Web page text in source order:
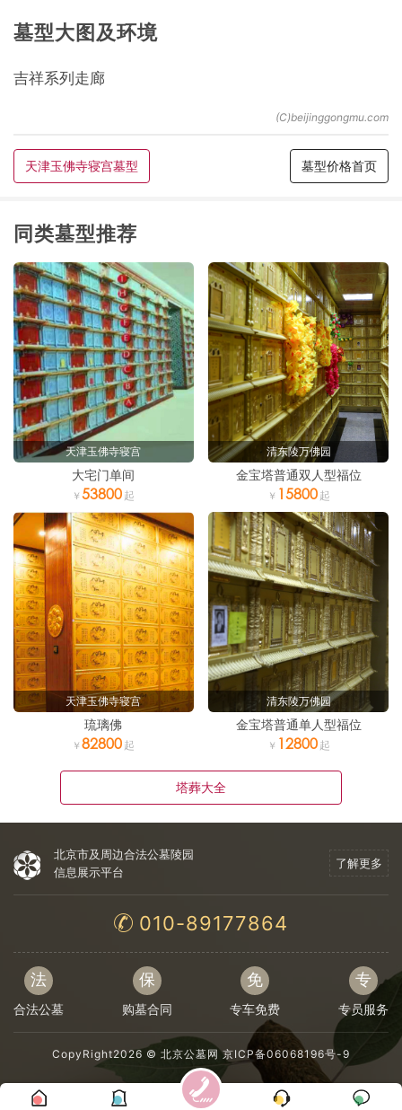
墓型大图及环境
吉祥系列走廊
天津玉佛寺寝宫墓型 墓型价格首页
同类墓型推荐
天津玉佛寺寝宫
大宅门单间
53800
清东陵万佛园
金宝塔普通双人型福位
15800
天津玉佛寺寝宫
琉璃佛
82800
清东陵万佛园
金宝塔普通单人型福位
12800
塔葬大全
北京市及周边合法公墓陵园
信息展示平台
了解更多
010-89177864
法
合法公墓
保
购墓合同
免
专车免费
专
专员服务
CopyRight2026 © 北京公墓网 京ICP备06068196号-9